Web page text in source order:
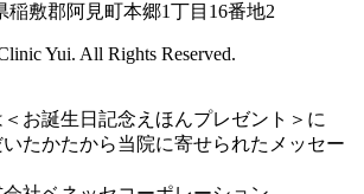
敷郡阿見町本郷1丁目16番地2
Yui. All Rights Reserved.
お誕生日記念えほんプレゼント＞に
たかたから当院に寄せられたメッセー